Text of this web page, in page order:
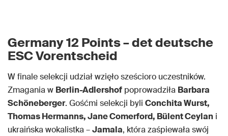
Germany 12 Points – det deutsche
ESC Vorentscheid
W finale selekcji udział wzięło sześcioro uczestników.
Zmagania w Berlin-Adlershof poprowadziła Barbara
Schöneberger. Gośćmi selekcji byli Conchita Wurst,
Thomas Hermanns, Jane Comerford, Bülent Ceylan i
ukraińska wokalistka –Jamala, która zaśpiewała swój